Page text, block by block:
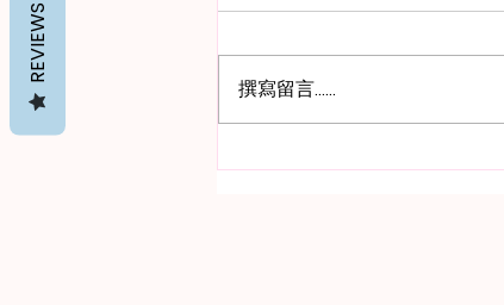
教你1眼睇穿馬魯拉油
撰寫留言......
REVIEWS